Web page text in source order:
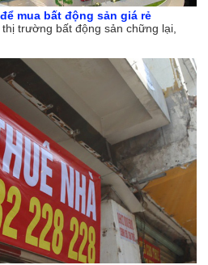
mua bất động sản giá rẻ
trường bất động sản chững lại,